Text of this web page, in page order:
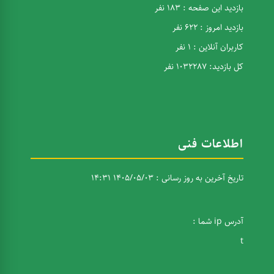
بازدید این صفحه : 183 نفر
بازدید امروز : 622 نفر
کاربران آنلاین : 1 نفر
کل بازدید: 1032287 نفر
اطلاعات فنی
تاریخ آخرین به روز رسانی : 1405/05/03 14:31
آدرس ip شما :
t